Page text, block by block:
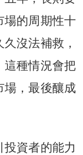
場的周期性十
沒法補救，
這種情況會把
場，最後釀成
資者的能力